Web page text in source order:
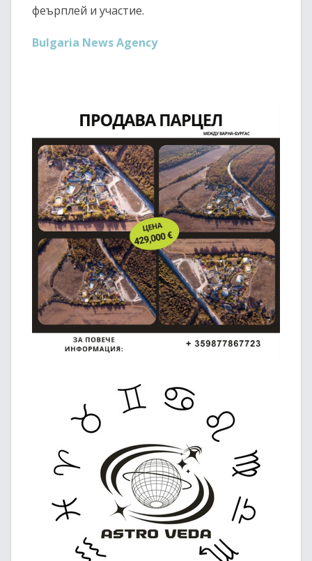
феърплей и участие.
Bulgaria News Agency